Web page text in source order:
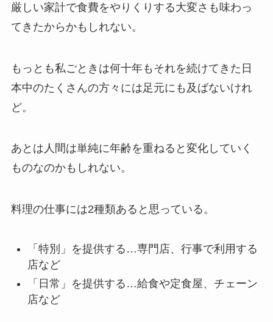
厳しい家計で食費をやりくりする大変さも味わっ
てきたからかもしれない。
もっとも私ごときは何十年もそれを続けてきた日
本中のたくさんの方々には足元にも及ばないけれ
ど。
あとは人間は単純に年齢を重ねると変化していく
ものなのかもしれない。
料理の仕事には2種類あると思っている。
「特別」を提供する…専門店、行事で利用する
店など
「日常」を提供する…給食や定食屋、チェーン
店など